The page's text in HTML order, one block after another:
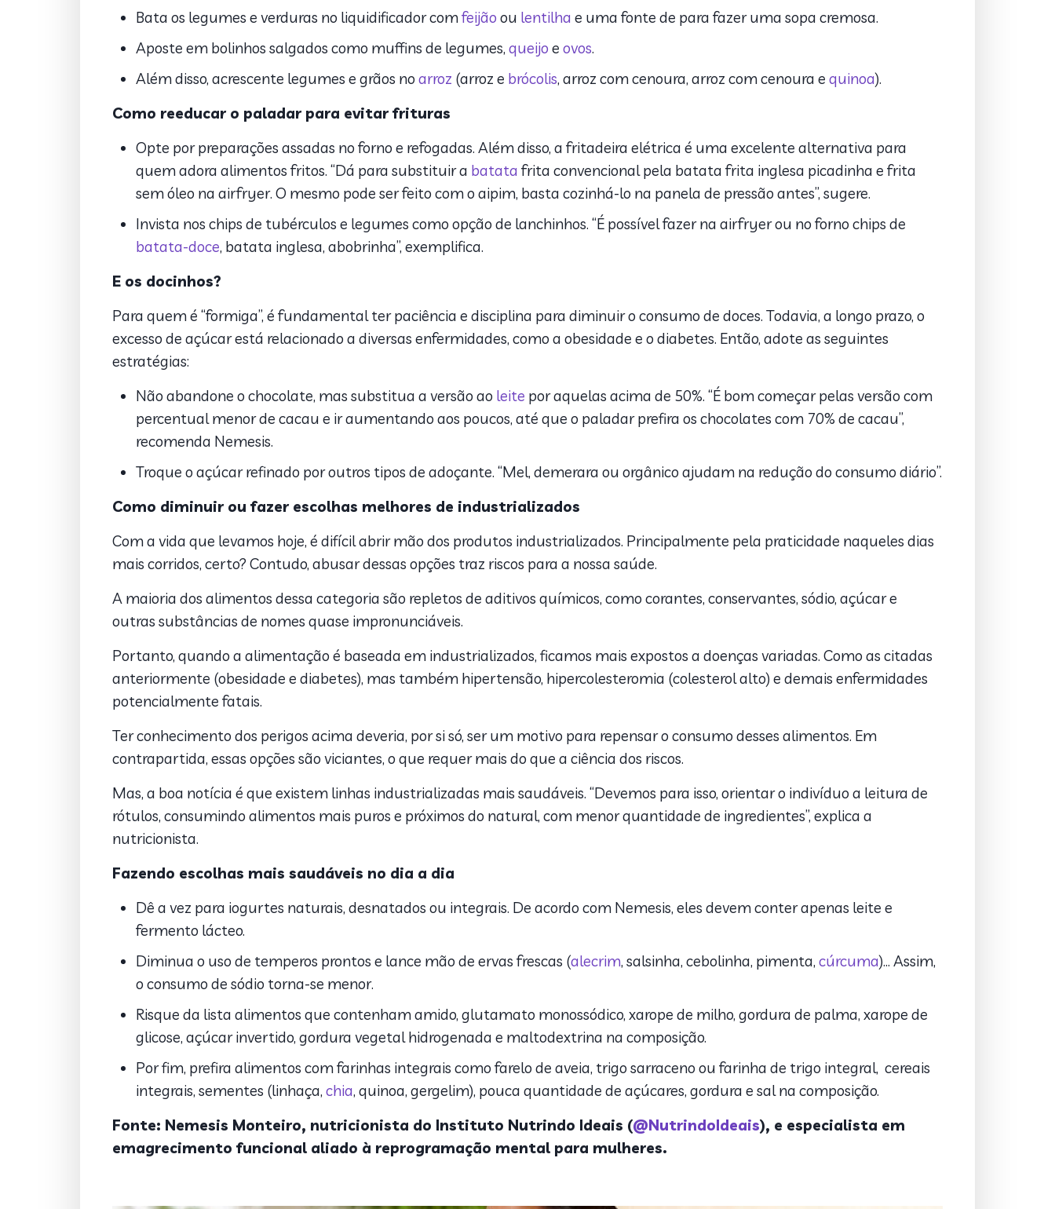
Bata os legumes e verduras no liquidificador comfeijão ou lentilha e uma fonte de para fazer uma sopa cremosa.
Aposte em bolinhos salgados como muffins de legumes, queijo e ovos.
Além disso, acrescente legumes e grãos no arroz (arroz e brócolis, arroz com cenoura, arroz com cenoura e quinoa).
Como reeducar o paladar para evitar frituras
Opte por preparações assadas no forno e refogadas. Além disso, a fritadeira elétrica é uma excelente alternativa para
quem adora alimentos fritos. “Dá para substituir a batata frita convencional pela batata frita inglesa picadinha e frita
sem óleo na airfryer. O mesmo pode ser feito com o aipim, basta cozinhá-lo na panela de pressão antes”, sugere.
Invista nos chips de tubérculos e legumes como opção de lanchinhos. “É possível fazer na airfryer ou no forno chips de
batata-doce, batata inglesa, abobrinha”, exemplifica.
E os docinhos?
Para quem é “formiga”, é fundamental ter paciência e disciplina para diminuir o consumo de doces. Todavia, a longo prazo, o
excesso de açúcar está relacionado a diversas enfermidades, como a obesidade e o diabetes. Então, adote as seguintes
estratégias:
Não abandone o chocolate, mas substitua a versão ao leite por aquelas acima de 50%. “É bom começar pelas versão com
percentual menor de cacau e ir aumentando aos poucos, até que o paladar prefira os chocolates com 70% de cacau”,
recomenda Nemesis.
Troque o açúcar refinado por outros tipos de adoçante. “Mel, demerara ou orgânico ajudam na redução do consumo diário”.
Como diminuir ou fazer escolhas melhores de industrializados
Com a vida que levamos hoje, é difícil abrir mão dos produtos industrializados. Principalmente pela praticidade naqueles dias
mais corridos, certo? Contudo, abusar dessas opções traz riscos para a nossa saúde.
A maioria dos alimentos dessa categoria são repletos de aditivos químicos, como corantes, conservantes, sódio, açúcar e
outras substâncias de nomes quase impronunciáveis.
Portanto, quando a alimentação é baseada em industrializados, ficamos mais expostos a doenças variadas. Como as citadas
anteriormente (obesidade e diabetes), mas também hipertensão, hipercolesteromia (colesterol alto) e demais enfermidades
potencialmente fatais.
Ter conhecimento dos perigos acima deveria, por si só, ser um motivo para repensar o consumo desses alimentos. Em
contrapartida, essas opções são viciantes, o que requer mais do que a ciência dos riscos.
Mas, a boa notícia é que existem linhas industrializadas mais saudáveis. “Devemos para isso, orientar o indivíduo a leitura de
rótulos, consumindo alimentos mais puros e próximos do natural, com menor quantidade de ingredientes”, explica a
nutricionista.
Fazendo escolhas mais saudáveis no dia a dia
Dê a vez para iogurtes naturais, desnatados ou integrais. De acordo com Nemesis, eles devem conter apenas leite e
fermento lácteo.
Diminua o uso de temperos prontos e lance mão de ervas frescas (alecrim, salsinha, cebolinha, pimenta, cúrcuma)… Assim,
o consumo de sódio torna-se menor.
Risque da lista alimentos que contenham amido, glutamato monossódico, xarope de milho, gordura de palma, xarope de
glicose, açúcar invertido, gordura vegetal hidrogenada e maltodextrina na composição.
Por fim, prefira alimentos com farinhas integrais como farelo de aveia, trigo sarraceno ou farinha de trigo integral, cereais
integrais, sementes (linhaça, chia, quinoa, gergelim), pouca quantidade de açúcares, gordura e sal na composição.
Fonte: Nemesis Monteiro, nutricionista do Instituto Nutrindo Ideais (@NutrindoIdeais), e especialista em
emagrecimento funcional aliado à reprogramação mental para mulheres.